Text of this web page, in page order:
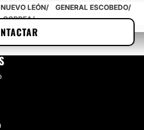
NUEVO LEÓN
GENERAL ESCOBEDO
CORREA